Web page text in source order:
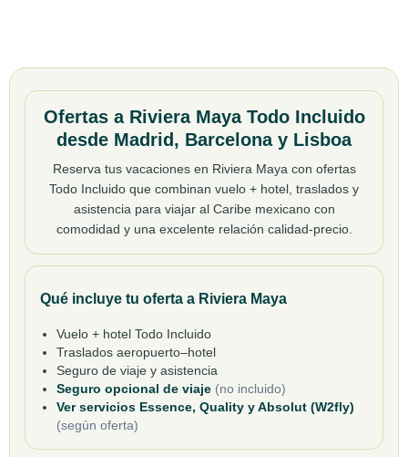
Ofertas a Riviera Maya Todo Incluido
desde Madrid, Barcelona y Lisboa
Reserva tus vacaciones en Riviera Maya con ofertas
Todo Incluido que combinan vuelo + hotel, traslados y
asistencia para viajar al Caribe mexicano con
comodidad y una excelente relación calidad-precio.
Qué incluye tu oferta a Riviera Maya
Vuelo + hotel Todo Incluido
Traslados aeropuerto–hotel
Seguro de viaje y asistencia
Seguro opcional de viaje (no incluido)
Ver servicios Essence, Quality y Absolut (W2fly)
(según oferta)